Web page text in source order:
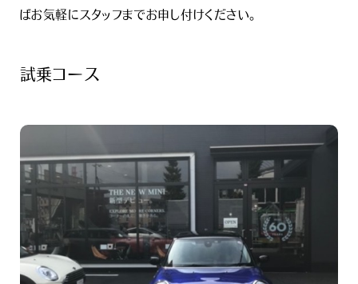
ばお気軽にスタッフまでお申し付けください。
試乗コース